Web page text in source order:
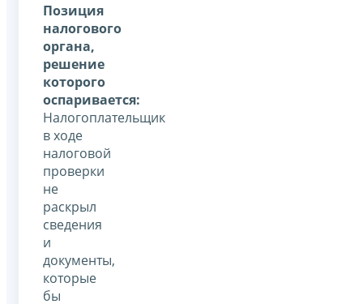
Позиция
налогового
органа,
решение
которого
оспаривается:
Налогоплательщик
в ходе
налоговой
проверки
не
раскрыл
сведения
и
документы,
которые
бы